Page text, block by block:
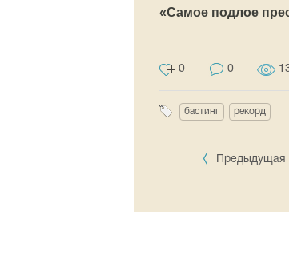
«Самое подлое
0 0
бастинг рекорд
Предыдущая